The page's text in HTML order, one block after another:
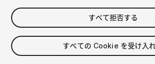
$27
消費税は決済時に計算されます
すべて拒否する
すべての Cookie を受け入